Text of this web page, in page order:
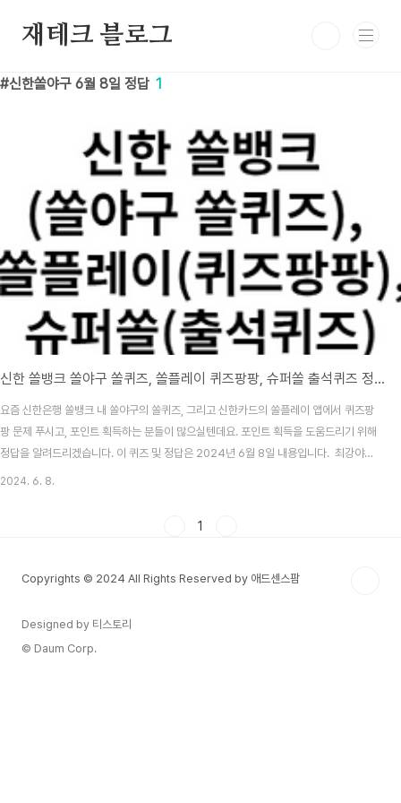
재테크 블로그
신한쏠야구 6월 8일 정답 1
신한 쏠뱅크 쏠야구 쏠퀴즈, 쏠플레이 퀴즈팡팡, 슈퍼쏠 출석퀴즈 정답 6월 8일
요즘 신한은행 쏠뱅크 내 쏠야구의 쏠퀴즈, 그리고 신한카드의 쏠플레이 앱에서 퀴즈팡
팡 문제 푸시고, 포인트 획득하는 분들이 많으실텐데요. 포인트 획득을 도움드리기 위해
정답을 알려드리겠습니다. 이 퀴즈 및 정답은 2024년 6월 8일 내용입니다. 최강야구
시즌3 방송시간, 선수, 전적 총정리 목차 신한 쏠뱅크 쏠야구(쏠퀴즈) 6월 8일 문제 및
이 많..
2024. 6. 8.
1
Copyrights © 2024 All Rights Reserved by 애드센스팜
Designed by 티스토리
© Daum Corp.